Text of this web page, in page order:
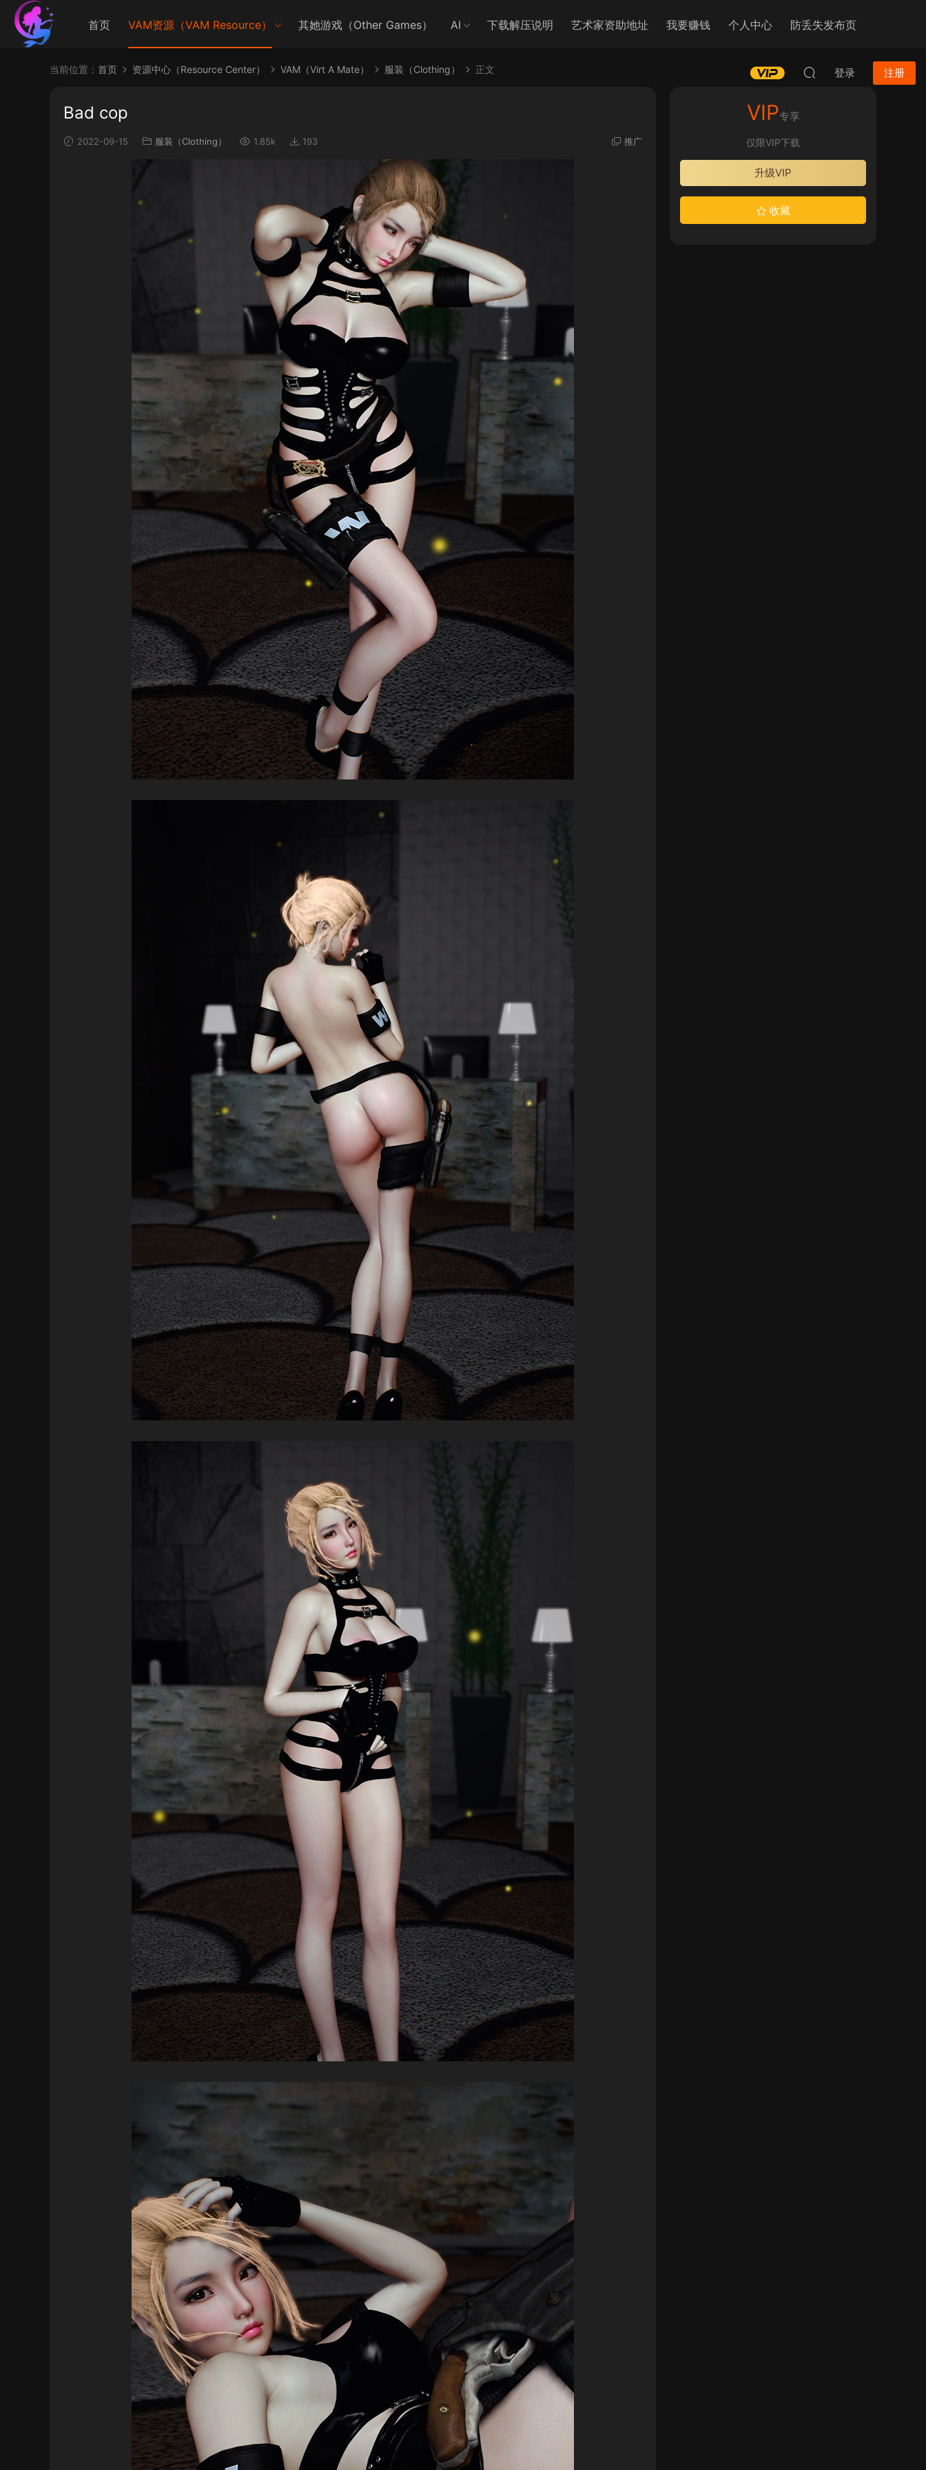
首页 VAM资源（VAM Resource） 其她游戏（Other Games） AI 下载解压说明 艺术家资助地址 我要赚钱 个人中心 防丢失发布页
登录 注册
当前位置： 首页 资源中心（Resource Center） VAM（Virt A Mate） 服装（Clothing） 正文
Bad cop
2022-09-15 服装（Clothing） 1.85k 193 推广
VIP专享
仅限VIP下载
升级VIP
收藏